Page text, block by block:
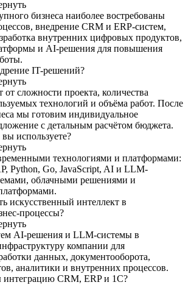
бизнеса наиболее востребованы
внедрение CRM и ERP-систем,
внутренних цифровых продуктов,
и AI-решения для повышения
IT-решений?
от сложности проекта, количества
технологий и объёма работ. После
мы готовим индивидуальное
с детальным расчётом бюджета.
используете?
технологиями и платформами:
Python, Go, JavaScript, AI и LLM-
облачными решениями и
искусственный интеллект в
процессы?
AI-решения и LLM-системы в
компании для
данных, документооборота,
аналитики и внутренних процессов.
CRM, ERP и 1С?